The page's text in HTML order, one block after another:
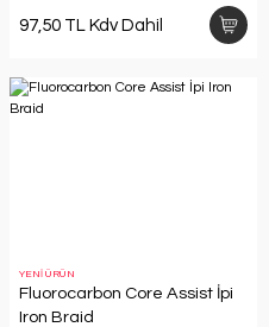
97,50 TL Kdv Dahil
YENİ ÜRÜN
Fluorocarbon Core Assist İpi
Iron Braid